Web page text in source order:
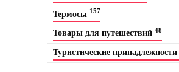
Термосы 157
Товары для путешествий 48
Туристические принадлежности